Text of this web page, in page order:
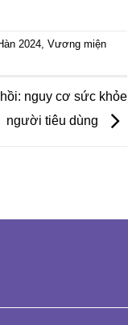
2024, Vương miện
nguy cơ sức khỏe
người tiêu dùng